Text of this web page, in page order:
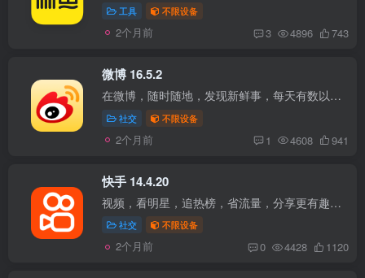
工具 不限设备
2个月前 3 4896 743
微博 16.5.2
在微博，随时随地，发现新鲜事，每天有数以亿计的网友在围观、分享和互动，时政要闻、文娱热点、热门事件一手掌握；海量视频，等你来刷；专业达人、游戏动漫、美食时尚、情感搞笑、娱乐综艺、影...
社交 不限设备
2个月前 1 4608 941
快手 14.4.20
视频，看明星，追热榜，省流量，分享更有趣的生活； 【更快】小安装包，极速下载。浏览更省流量，运行丝滑流畅。 【更赞】覆盖全网千万精彩原创小视频，分享真实有趣的生活。 【更好看】海量视...
社交 不限设备
2个月前 0 4428 1120